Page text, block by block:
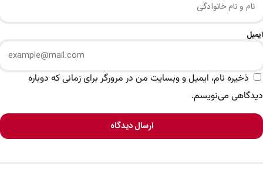
ایمیل
ذخیره نام، ایمیل و وبسایت من در مرورگر برای زمانی که دوباره
دیدگاهی می‌نویسم.
ارسال دیدگاه